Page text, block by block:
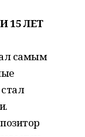
15 ЛЕТ
самым